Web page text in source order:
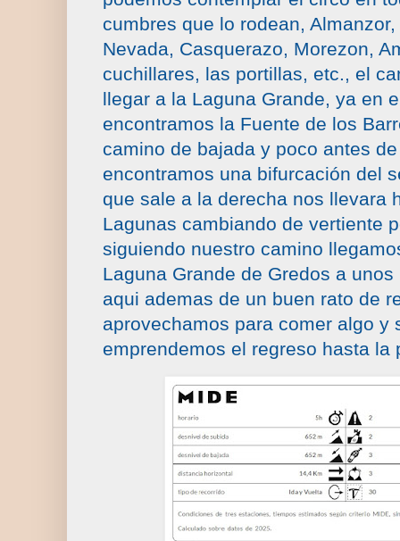
cumbres que lo rodean,
Nevada, Casquerazo, Morezon,
cuchillares, las portillas, etc., el
llegar a la Laguna Grande, ya en
encontramos la Fuente de los
camino de bajada y poco antes
encontramos una bifurcación del
que sale a la derecha nos llevara
Lagunas cambiando de vertiente
siguiendo nuestro camino
Laguna Grande de Gredos a
aqui ademas de un buen rato de
aprovechamos para comer algo y
emprendemos el regreso hasta la